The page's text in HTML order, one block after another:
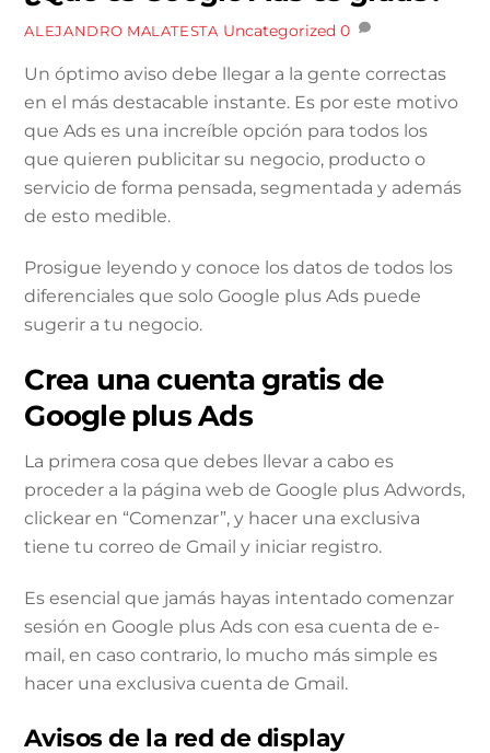
ALEJANDRO MALATESTA Uncategorized 0
Un óptimo aviso debe llegar a la gente correctas
en el más destacable instante. Es por este motivo
que Ads es una increíble opción para todos los
que quieren publicitar su negocio, producto o
servicio de forma pensada, segmentada y además
de esto medible.
Prosigue leyendo y conoce los datos de todos los
diferenciales que solo Google plus Ads puede
sugerir a tu negocio.
Crea una cuenta gratis de
Google plus Ads
La primera cosa que debes llevar a cabo es
proceder a la página web de Google plus Adwords,
clickear en “Comenzar”, y hacer una exclusiva
tiene tu correo de Gmail y iniciar registro.
Es esencial que jamás hayas intentado comenzar
sesión en Google plus Ads con esa cuenta de e-
mail, en caso contrario, lo mucho más simple es
hacer una exclusiva cuenta de Gmail.
Avisos de la red de display